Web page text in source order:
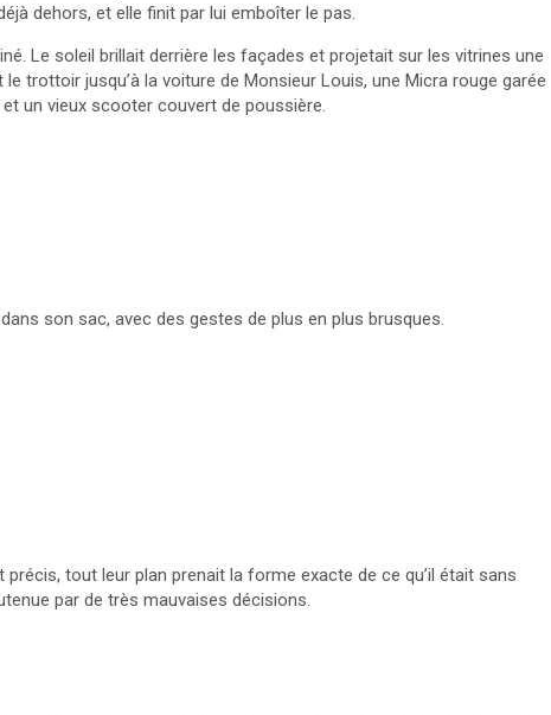
dehors, et elle finit par lui emboîter le pas.
Le soleil brillait derrière les façades et projetait sur les vitrines une
trottoir jusqu’à la voiture de Monsieur Louis, une Micra rouge garée
un vieux scooter couvert de poussière.
son sac, avec des gestes de plus en plus brusques.
tout leur plan prenait la forme exacte de ce qu’il était sans
par de très mauvaises décisions.